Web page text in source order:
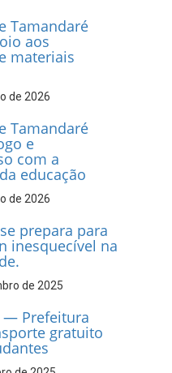
Tamandaré
de placas à
Taxistas Rota
de 2026
patrimônio
de 2026
aos
materiais
de 2026